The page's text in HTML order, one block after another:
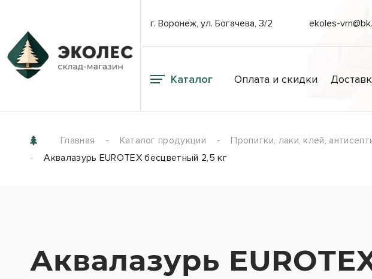
г. Воронеж, ул. Богачева, 3/2 ekoles-
Каталог Оплата и скидки
Главная Каталог продукции Пропитки, лаки, клей,
Аквалазурь EUROTEX бесцветный 2,5 кг
Аквалазурь